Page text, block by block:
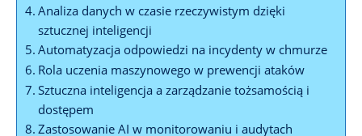
Analiza danych w czasie rzeczywistym⁣ dzięki
sztucznej inteligencji
Automatyzacja odpowiedzi na ⁤incydenty w chmurze
Rola uczenia maszynowego ⁤w prewencji ataków
Sztuczna inteligencja a⁢ zarządzanie tożsamością i
dostępem
Zastosowanie​ AI w monitorowaniu i audytach